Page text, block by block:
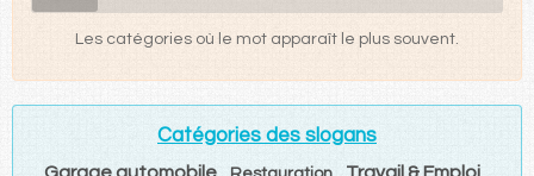
Les catégories où le mot apparaît le plus souvent.
Catégories des slogans
Garage automobile Travail & Emploi